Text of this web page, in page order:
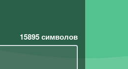
15895символов